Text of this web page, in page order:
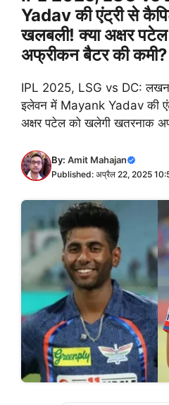
Yadav की एंट्री से
खलबली! क्या अक्षर
अफ्रीकन बैटर की कमी?
IPL 2025, LSG vs DC:
इलेवन में Mayank Yadav की
अक्षर पटेल को खलेगी खतरनाक
By: Amit Mahajan
Published: अप्रैल 22, 2025 10:54